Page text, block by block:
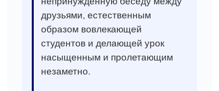
друзьями, естественным
образом вовлекающей
студентов и делающей урок
насыщенным и пролетающим
незаметно.